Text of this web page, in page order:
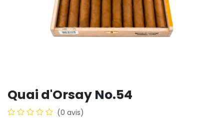
Quai d'Orsay No.54
(0 avis)